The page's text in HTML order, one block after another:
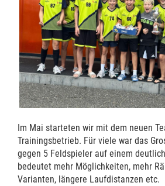
Im Mai starteten wir mit dem neuen
Trainingsbetrieb. Für viele war das
gegen 5 Feldspieler auf einem
bedeutet mehr Möglichkeiten, mehr
Varianten, längere Laufdistanzen etc.